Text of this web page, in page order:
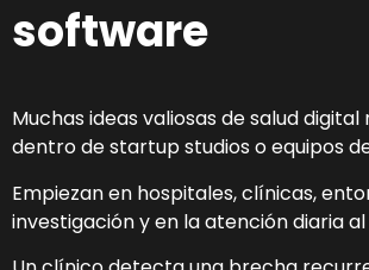
software
Muchas ideas valiosas de salud
dentro de startup studios o equipos
Empiezan en hospitales, clínicas,
investigación y en la atención diaria